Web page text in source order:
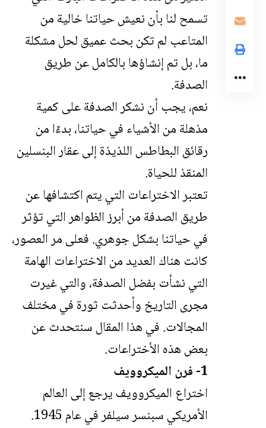
تسمح لنا بأن نعيش حياتنا خالية من
المتاعب لم تكن بحث عميق لحل مشكلة
ما، بل تم إنشاؤها بالكامل عن طريق
الصدفة.
نعم، يجب أن نشكر الصدفة على كمية
مذهلة من الأشياء في حياتنا، بدءًا من
رقائق البطاطس اللذيذة إلى عقار البنسلين
المنقذ للحياة.
تعتبر الاختراعات التي يتم اكتشافها عن
طريق الصدفة من أبرز الظواهر التي تؤثر
في حياتنا بشكل جوهري. فعلى مر العصور،
كانت هناك العديد من الاختراعات الهامة
التي نشأت بفضل الصدفة، والتي غيرت
مجرى التاريخ وأحدثت ثورة في مختلف
المجالات. في هذا المقال سنتحدث عن
بعض هذه الأختراعات.
1- فرن الميكروويف
اختراع الميكروويف يرجع إلى العالم
الأمريكي سبنسر سيلفر في عام 1945.